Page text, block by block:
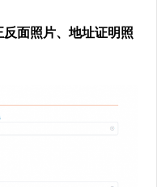
面照片、地址证明照